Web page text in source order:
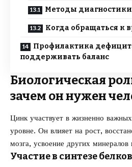
Методы диагностики
Когда обращаться к
Профилактика
поддерживать баланс
Биологическая
зачем он нужен
Цинк участвует в жизненно
уровне. Он влияет на рост,
мозга, усвоение других
Участие в синтезе